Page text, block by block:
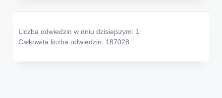
Liczba odwiedzin w dniu dzisiejszym: 1
Całkowita liczba odwiedzin: 187028